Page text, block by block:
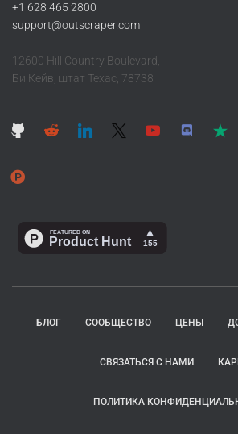
+1 628 465 2800
support@outscraper.com
12600 Hill Country Boulevard,
Би Кейв, штат Техас, 78738
БЛОГ СООБЩЕСТВО ЦЕНЫ
СВЯЗАТЬСЯ С НАМИ
ПОЛИТИКА